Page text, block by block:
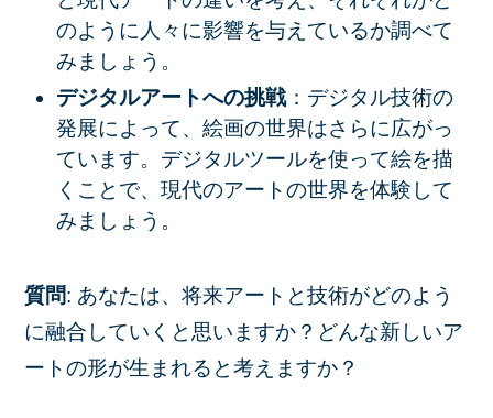
のように人々に影響を与えているか調べて
みましょう。
デジタルアートへの挑戦：デジタル技術の
発展によって、絵画の世界はさらに広がっ
ています。デジタルツールを使って絵を描
くことで、現代のアートの世界を体験して
みましょう。
質問: あなたは、将来アートと技術がどのよう
に融合していくと思いますか？どんな新しいア
ートの形が生まれると考えますか？